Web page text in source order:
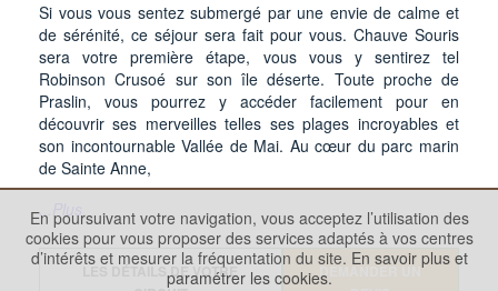
Si vous vous sentez submergé par une envie de calme et
de sérénité, ce séjour sera fait pour vous. Chauve Souris
sera votre première étape, vous vous y sentirez tel
Robinson Crusoé sur son île déserte. Toute proche de
Praslin, vous pourrez y accéder facilement pour en
découvrir ses merveilles telles ses plages incroyables et
son incontournable Vallée de Mai. Au cœur du parc marin
de Sainte Anne,
...Plus
LES DÉTAILS DE VOTRE
DEMANDER UN
En poursuivant votre navigation, vous acceptez l’utilisation des
cookies pour vous proposer des services adaptés à vos centres
d’intérêts et mesurer la fréquentation du site. En savoir plus et
paramétrer les cookies.